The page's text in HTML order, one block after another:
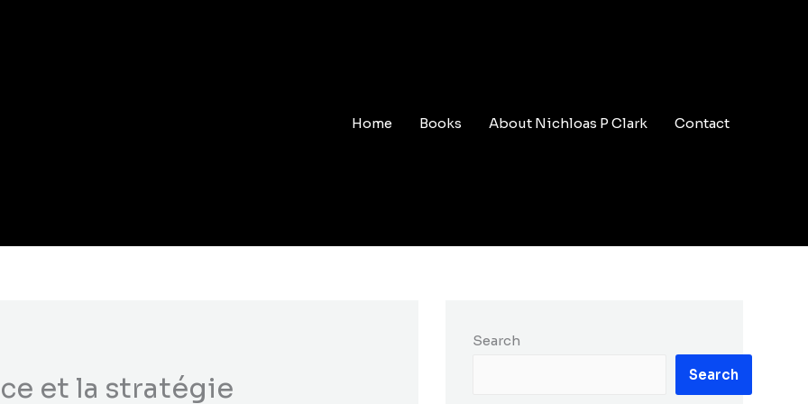
Home Books About Nichloas P Clark Contact
et la stratégie
Search
Search